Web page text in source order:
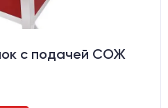
с подачей СОЖ